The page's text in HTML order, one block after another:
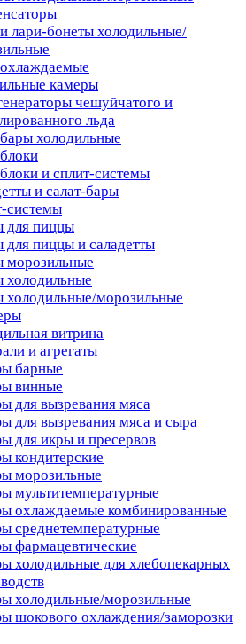
лари-бонеты холодильные/
камеры
чешуйчатого и
льда
холодильные
и сплит-системы
и салат-бары
системы
для пиццы
для пиццы и саладетты
морозильные
холодильные
холодильные/морозильные
витрина
и агрегаты
барные
винные
для вызревания мяса
для вызревания мяса и сыра
для икры и пресервов
кондитерские
морозильные
мультитемпературные
охлаждаемые комбинированные
среднетемпературные
фармацевтические
холодильные для хлебопекарных
холодильные/морозильные
шокового охлаждения/заморозки